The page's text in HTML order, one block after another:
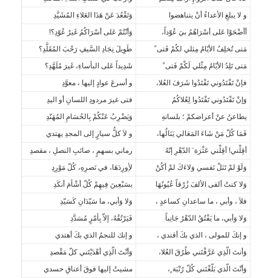
و لا يبلغِ الأعداءُ أنْ يتناهضوا
وَتَقْعُدَ عَنْ هَذَا العَلاءِ المُشَيَّدِ
أأضْحَوْا عَلى أسْرَاهُمُ بيَ عُوّداً،
وَأنْتُمْ عَلى أسْرَاكُمُ غَيرُ عُوّدِ؟!
مَتى تُخلِفُ الأيّامُ مِثلي لكُمْ فَتى ً
طَوِيلَ نِجَادِ السَّيفِ رَحْبَ المُقَلَّدِ؟
مَتى تَلِدُ الأيّامُ مِثْلي لَكْمْ فَتى ً
شَدِيداً عَلى البأساءِ، غَيرَ مُلَهَّدِ؟
فإنْ تَفْتَدُوني تَفْتَدُوا شَرَفَ العُلا،
و أسرعَ عوادٍ إليها ، معوَّدِ
وَإنْ تَفْتَدُوني تَفْتَدُوا لِعُلاكُمُ
فتى غيرَ مردودِ اللسانِ أو اليدِ
يطاعنُ عنْ أعراضكمْ ؛ بلسانهِ
وَيَضْرِبُ عَنْكُمْ بِالحُسَامِ المُهَنّدِ
فَمَا كُلّ مَنْ شَاءَ المَعَالي يَنَالُها،
و لاَ كلُّ سيارٍ إلى المجدِ يهتدي
أقِلْني! أقِلْني عَثْرَة َ الدّهْرِ إنّهُ
رماني بسهمٍ ، صائبِ النصلِ ، مقصدِ
وَلَوْ لمْ تَنَلْ نَفسي وَلاءَكَ لمْ أكُنْ
لأِورِدَهَا، في نَصرِهِ، كُلّ مَوْرِدِ
وَلا كنتُ ألقى الألفَ زُرْقاً عُيُونُهَا
بسَبْعِينَ فِيهِمْ كُلّ أشْأمَ أنكَدِ
فلاَ ، وأبي ، ما ساعدانِ كساعدٍ ،
وَلا وَأبي، ما سَيّدَانِ كَسَيّدِ
وَلا وَأبي، ما يَفْتُقُ الدّهْرُ جَانِباً
فَيَرْتُقُهُ، إلاّ بِأمْرٍ مُسَدَّدِ
و إنكَ للمولى ، الذي بكَ أقتدي ،
و إنك للنجمُ الذي بكَ أهتدي
وَأنتَ الّذِي عَرَّفْتَني طُرُقَ العُلا،
وَأنْتَ الّذِي أهْدَيْتَني كلّ مَقْصدِ
وَأنْتَ الّذي بَلّغْتَني كُلّ رُتْبَة ٍ،
مشيتُ إليها فوقَ أعناقِ حسدي